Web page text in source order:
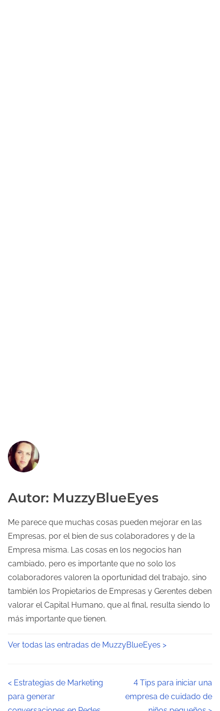
Autor: MuzzyBlueEyes
Me parece que muchas cosas pueden mejorar en las
Empresas, por el bien de sus colaboradores y de la
Empresa misma. Las cosas en los negocios han
cambiado, pero es importante que no solo los
colaboradores valoren la oportunidad del trabajo, sino
también los Propietarios de Empresas y Gerentes deben
valorar el Capital Humano, que al final, resulta siendo lo
más importante que tienen.
Ver todas las entradas de MuzzyBlueEyes >
N
a
< Estrategias de Marketing
para generar
4 Tips para iniciar una
empresa de cuidado de